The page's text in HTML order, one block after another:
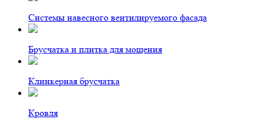
Системы навесного вентилируемого фасада
Брусчатка и плитка для мощения
Клинкерная брусчатка
Кровля